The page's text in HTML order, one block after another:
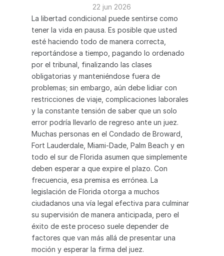
22 jun 2026
La libertad condicional puede sentirse como
tener la vida en pausa. Es posible que usted
esté haciendo todo de manera correcta,
reportándose a tiempo, pagando lo ordenado
por el tribunal, finalizando las clases
obligatorias y manteniéndose fuera de
problemas; sin embargo, aún debe lidiar con
restricciones de viaje, complicaciones laborales
y la constante tensión de saber que un solo
error podría llevarlo de regreso ante un juez.
Muchas personas en el Condado de Broward,
Fort Lauderdale, Miami-Dade, Palm Beach y en
todo el sur de Florida asumen que simplemente
deben esperar a que expire el plazo. Con
frecuencia, esa premisa es errónea. La
legislación de Florida otorga a muchos
ciudadanos una vía legal efectiva para culminar
su supervisión de manera anticipada, pero el
éxito de este proceso suele depender de
factores que van más allá de presentar una
moción y esperar la firma del juez.